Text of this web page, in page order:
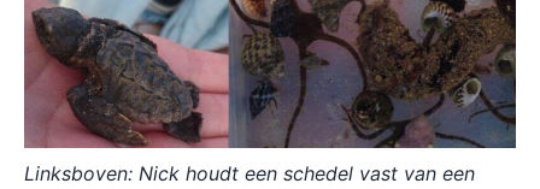
Linksboven: Nick houdt een schedel vast van een